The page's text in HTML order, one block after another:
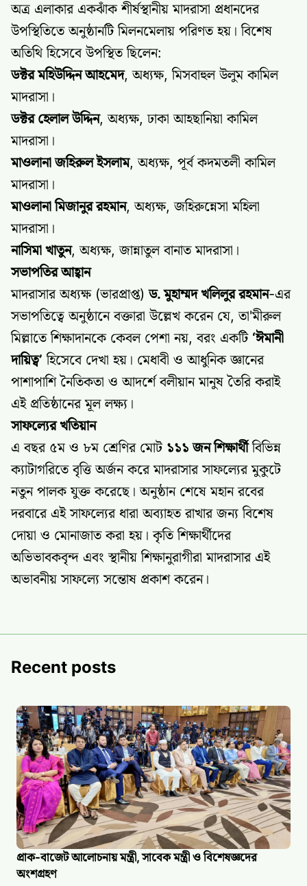
অত্র এলাকার একঝাঁক শীর্ষস্থানীয় মাদরাসা প্রধানদের
উপস্থিতিতে অনুষ্ঠানটি মিলনমেলায় পরিণত হয়। বিশেষ
অতিথি হিসেবে উপস্থিত ছিলেন:
ডক্টর মহিউদ্দিন আহমেদ, অধ্যক্ষ, মিসবাহুল উলুম কামিল
মাদরাসা।
ডক্টর হেলাল উদ্দিন, অধ্যক্ষ, ঢাকা আহছানিয়া কামিল
মাদরাসা।
মাওলানা জহিরুল ইসলাম, অধ্যক্ষ, পূর্ব কদমতলী কামিল
মাদরাসা।
মাওলানা মিজানুর রহমান, অধ্যক্ষ, জহিরুন্নেসা মহিলা
মাদরাসা।
নাসিমা খাতুন, অধ্যক্ষ, জান্নাতুল বানাত মাদরাসা।
সভাপতির আহ্বান
মাদরাসার অধ্যক্ষ (ভারপ্রাপ্ত)ড. মুহাম্মদ খলিলুর রহমান-এর
সভাপতিত্বে অনুষ্ঠানে বক্তারা উল্লেখ করেন যে, তা'মীরুল
মিল্লাতে শিক্ষাদানকে কেবল পেশা নয়, বরং একটি ‘ঈমানী
দায়িত্ব’ হিসেবে দেখা হয়। মেধাবী ও আধুনিক জ্ঞানের
পাশাপাশি নৈতিকতা ও আদর্শে বলীয়ান মানুষ তৈরি করাই
এই প্রতিষ্ঠানের মূল লক্ষ্য।
সাফল্যের খতিয়ান
এ বছর ৫ম ও ৮ম শ্রেণির মোট ১১১ জন শিক্ষার্থীবিভিন্ন
ক্যাটাগরিতে বৃত্তি অর্জন করে মাদরাসার সাফল্যের মুকুটে
নতুন পালক যুক্ত করেছে। অনুষ্ঠান শেষে মহান রবের
দরবারে এই সাফল্যের ধারা অব্যাহত রাখার জন্য বিশেষ
দোয়া ও মোনাজাত করা হয়। কৃতি শিক্ষার্থীদের
অভিভাবকবৃন্দ এবং স্থানীয় শিক্ষানুরাগীরা মাদরাসার এই
অভাবনীয় সাফল্যে সন্তোষ প্রকাশ করেন।
Recent posts
প্রাক-বাজেট আলোচনায় মন্ত্রী, সাবেক মন্ত্রী ও বিশেষজ্ঞদের
অংশগ্রহণ